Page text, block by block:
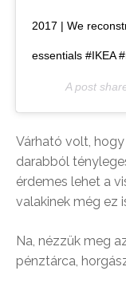
2017 | We
essentials #IKEA
A post
Várható volt,
darabból
érdemes lehet a
valakinek még ez
Na, nézzük meg
pénztárca,